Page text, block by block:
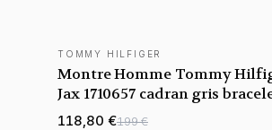
NOUVEAUTÉ
TOMMY HILFIGER
Montre Homme Tommy
Jax 1710657 cadran gris
acier
118,80 €199 €